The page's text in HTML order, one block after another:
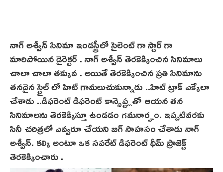
నాగ్ అశ్వీన్ సినిమా ఇండస్ట్రీలో సైలెంట్ గా స్టార్ గా
మారిపోయిన డైరెక్టర్ . నాగ్ అశ్వీన్ తెరకెక్కించిన సినిమాలు
చాలా చాలా తక్కువ . అయితే తెరకెక్కించిన ప్రతి సినిమాను
తనదైన స్టైల్ లో హిట్ గామలుచుకున్నాడు ..హిట్ ట్రాక్ ఎక్కేలా
చేశాడు ..డిఫరెంట్ డిఫరెంట్ కాన్సెప్ట్లతో ఆయన తన
సినిమాలను తెరకెక్కిస్తూ ఉండడం గమనార్హం. ఇప్పటివరకు
సినీ చరిత్రలో ఎవ్వరూ చేయని బిగ్ సాహసం చేశాడు నాగ్
అశ్వీన్. కల్కి అంటూ ఒక సపరేట్ డిఫరెంట్ థీమ్ ప్రాజెక్ట్
తెరకెక్కించారు .